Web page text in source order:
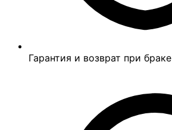
Гарантия и возврат при браке